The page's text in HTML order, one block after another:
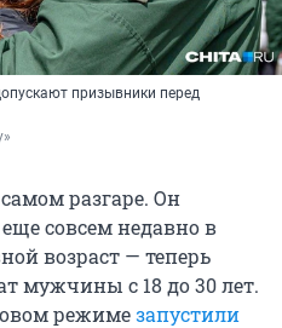
призывники перед
разгаре. Он
совсем недавно в
возраст — теперь
мужчины с 18 до 30 лет.
режимезапустили